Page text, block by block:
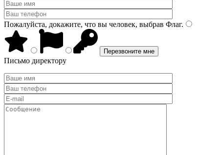
Пожалуйста, докажите, что вы человек, выбрав Флаг.
Письмо директору